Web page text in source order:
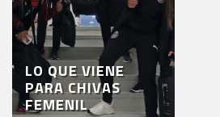
LO QUE VIENE
PARA CHIVAS
FEMENIL